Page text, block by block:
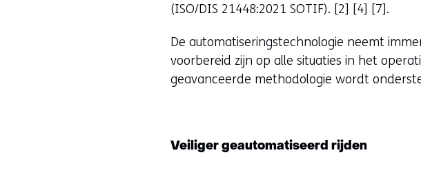
(ISO/DIS 21448:2021 SOTIF). [2] [4] [7].
De automatiseringstechnologie neemt
voorbereid zijn op alle situaties in het
geavanceerde methodologie wordt
Veiliger geautomatiseerd rijden